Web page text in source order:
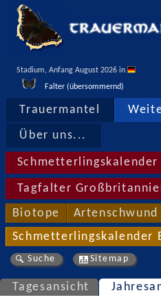
Stadium, Anfang August 2026 in
Falter (übersommernd)
Trauermantel
Über uns...
Schmetterlingskalender
Tagfalter
Biotope Artenschwund
Schmetterlingskalender
Suche Sitemap
Tagesansicht